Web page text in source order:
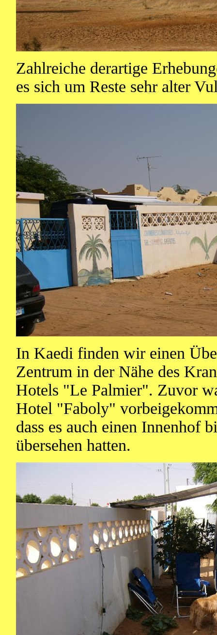
Zahlreiche derartige
es sich um Reste sehr alter
In Kaedi finden wir einen
Zentrum in der Nähe des
Hotels "Le Palmier". Zuvor
Hotel "Faboly"
dass es auch einen Innenhof
übersehen hatten.